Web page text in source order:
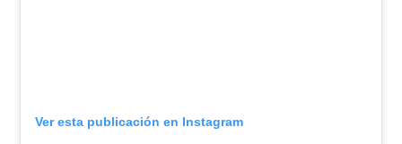
Ver esta publicación en Instagram